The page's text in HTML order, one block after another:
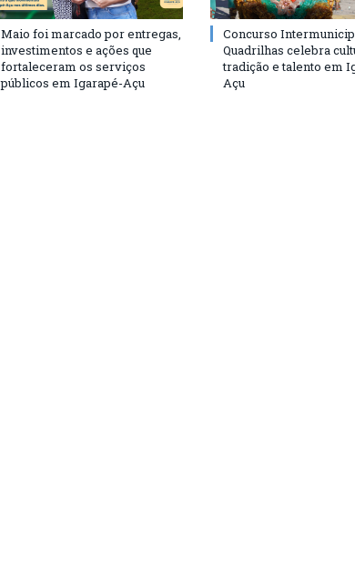
Maio foi marcado por entregas,
investimentos e ações que
fortaleceram os serviços
públicos em Igarapé-Açu
Concurso
Quadrilhas celebra
tradição e talento em
Açu